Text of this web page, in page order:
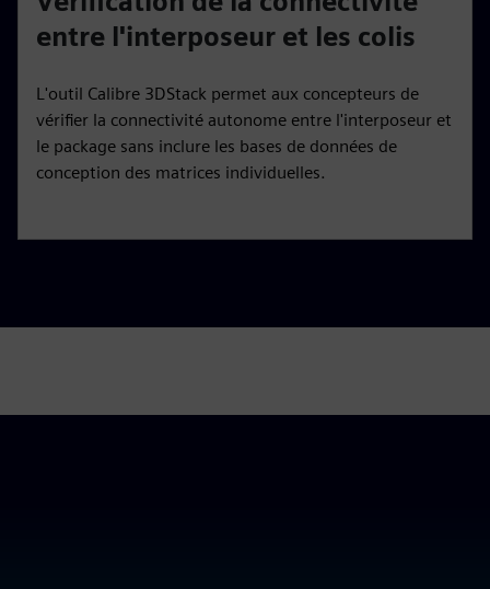
entre l'interposeur et les colis
L'outil Calibre 3DStack permet aux concepteurs de
vérifier la connectivité autonome entre l'interposeur et
le package sans inclure les bases de données de
conception des matrices individuelles.